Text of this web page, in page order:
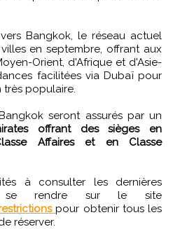
Bangkok, le réseau actuel
en septembre, offrant aux
Orient, d'Afrique et d'Asie-
facilitées via Dubaï pour
populaire.
seront assurés par un
offrant des sièges en
Affaires et en Classe
à consulter les dernières
se rendre sur le site
pour obtenir tous les
réserver.